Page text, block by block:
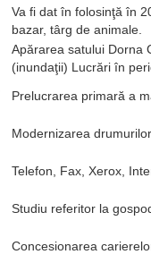
Va fi dat în folosinţă în
bazar, târg de animale.
Apărarea satului Dorna
(inundaţii) Lucrări în
Prelucrarea primară a
Modernizarea
Telefon, Fax, Xerox,
Studiu referitor la
Concesionarea